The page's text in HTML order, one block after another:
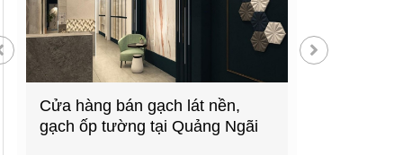
Cửa hàng bán gạch lát nền,
gạch ốp tường tại Quảng Ngãi